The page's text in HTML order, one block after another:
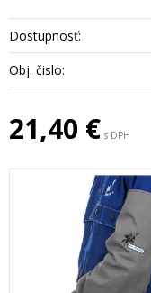
Dostupnosť:
Obj. čislo:
21,40 € s DPH